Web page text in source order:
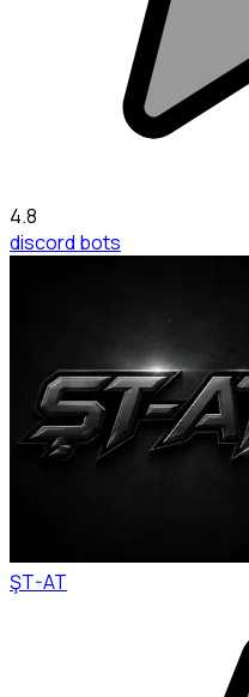
4.8
discord bots
ŞT-AT